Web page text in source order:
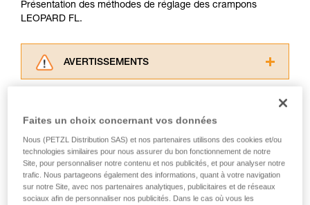
Présentation des méthodes de réglage des crampons
LEOPARD FL.
AVERTISSEMENTS
consulter. Vous devez avoir compris les
pouvoir comprendre ce complément
d’informations.
Maîtriser ces techniques nécessite une
formation et un entraînement spécifique. Validez
avec un professionnel votre capacité à refaire
Faites un choix concernant vos données
Nous (PETZL Distribution SAS) et nos partenaires utilisons des cookies et/ou
technologies similaires pour nous assurer du bon fonctionnement de notre
Site, pour personnaliser notre contenu et nos publicités, et pour analyser notre
trafic. Nous partageons également des informations, quant à votre navigation
sur notre Site, avec nos partenaires analytiques, publicitaires et de réseaux
sociaux afin de personnaliser nos publicités. Dans le cas où vous les